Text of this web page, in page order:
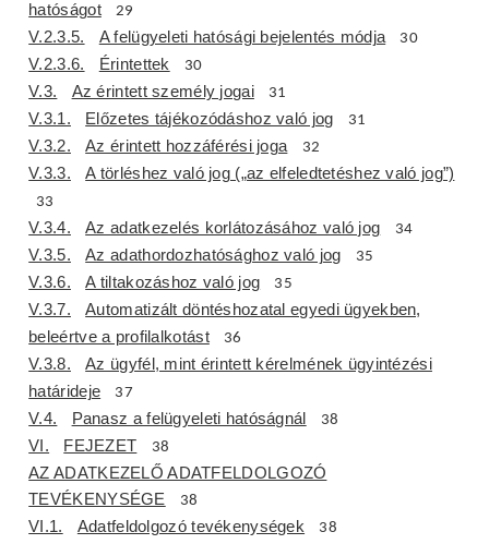
hatóságot
29
V.2.3.5. A felügyeleti hatósági bejelentés módja 30
V.2.3.6. Érintettek 30
V.3. Az érintett személy jogai 31
V.3.1. Előzetes tájékozódáshoz való jog 31
V.3.2. Az érintett hozzáférési joga 32
V.3.3. A törléshez való jog („az elfeledtetéshez való jog”)
33
V.3.4. Az adatkezelés korlátozásához való jog 34
V.3.5. Az adathordozhatósághoz való jog 35
V.3.6. A tiltakozáshoz való jog 35
V.3.7.
Automatizált döntéshozatal egyedi ügyekben,
beleértve a profilalkotást
36
V.3.8.
Az ügyfél, mint érintett kérelmének ügyintézési
határideje
37
V.4. Panasz a felügyeleti hatóságnál 38
VI. FEJEZET 38
AZ ADATKEZELŐ ADATFELDOLGOZÓ
TEVÉKENYSÉGE
38
VI.1. Adatfeldolgozó tevékenységek 38